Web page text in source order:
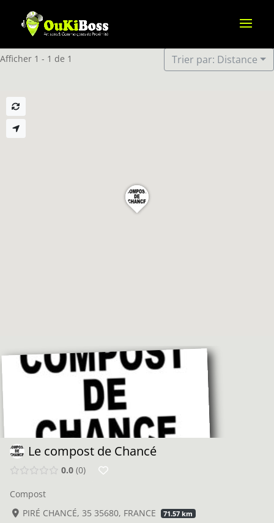
Afficher 1 - 1 de 1 Trier par: Distance
Le compost de Chancé
0.0 0
Compost
PIRÉ CHANCÉ, 35 35680, FRANCE
71.57 km